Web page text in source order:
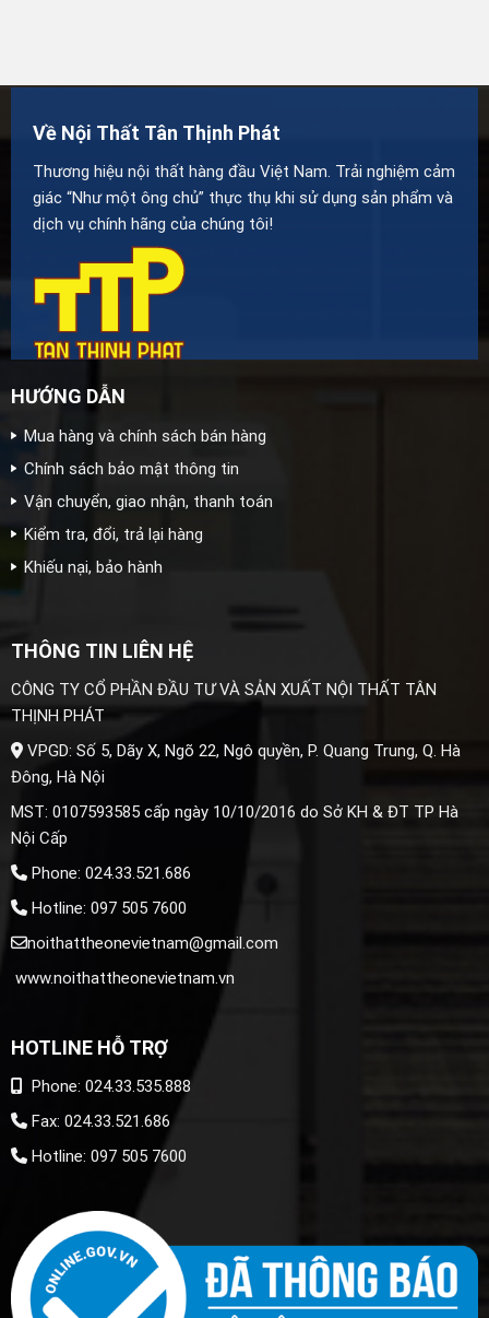
Về Nội Thất Tân Thịnh Phát
Thương hiệu nội thất hàng đầu Việt Nam. Trải nghiệm cảm
giác “Như một ông chủ” thực thụ khi sử dụng sản phẩm và
dịch vụ chính hãng của chúng tôi!
HƯỚNG DẪN
Mua hàng và chính sách bán hàng
Chính sách bảo mật thông tin
Vận chuyển, giao nhận, thanh toán
Kiểm tra, đổi, trả lại hàng
Khiếu nại, bảo hành
THÔNG TIN LIÊN HỆ
CÔNG TY CỔ PHẦN ĐẦU TƯ VÀ SẢN XUẤT NỘI THẤT TÂN
THỊNH PHÁT
VPGD: Số 5, Dãy X, Ngõ 22, Ngô quyền, P. Quang Trung, Q. Hà
Đông, Hà Nội
MST: 0107593585 cấp ngày 10/10/2016 do Sở KH & ĐT TP Hà
Nội Cấp
Phone: 024.33.521.686
Hotline: 097 505 7600
noithattheonevietnam@gmail.com
www.noithattheonevietnam.vn
HOTLINE HỖ TRỢ
Phone: 024.33.535.888
Fax: 024.33.521.686
Hotline: 097 505 7600